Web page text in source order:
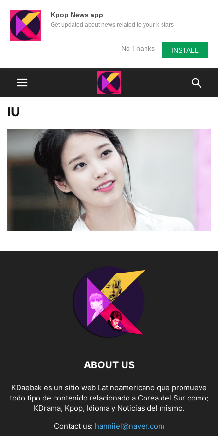
Kpop News app
Get updated about news related to your k-stars
No Thanks INSTALL
IU
ABOUT US
KDaebak es un sitio web Latinoamericano que promueve
todo tipo de contenido relacionado a Corea del Sur como;
KDrama, Kpop, Idioma y Noticias del mismo.
Contact us: hanniiel@naver.com